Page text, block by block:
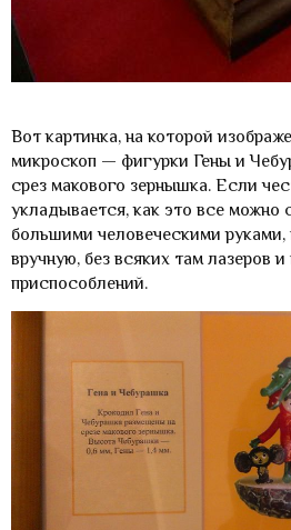
Вот картинка, на которой
микроскоп — фигурки Гены и
срез макового зернышка. Если
укладывается, как это все можно
большими человеческими руками,
вручную, без всяких там лазеров
приспособлений.